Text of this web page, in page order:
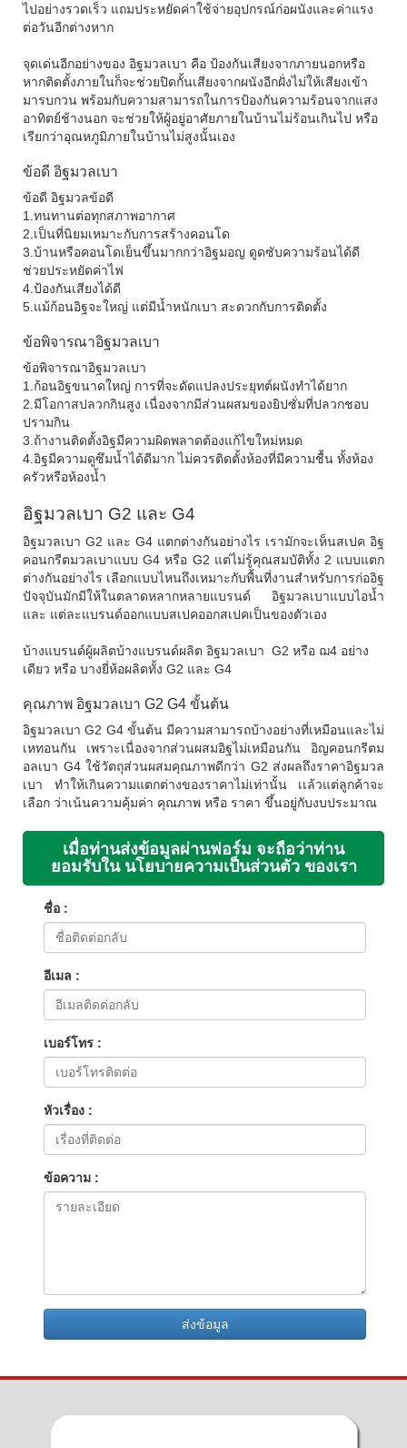
ไปอย่างรวดเร็ว แถมประหยัดค่าใช้จ่ายอุปกรณ์ก่อผนังและค่าแรง
ต่อวันอีกต่างหาก
จุดเด่นอีกอย่างของ อิฐมวลเบา คือ ป้องกันเสียงจากภายนอกหรือ
หากติดตั้งภายในก็จะช่วยปิดกั้นเสียงจากผนังอีกฝั่งไม่ให้เสียงเข้า
มารบกวน พร้อมกับความสามารถในการป้องกันความร้อนจากแสง
อาทิตย์ช้างนอก จะช่วยให้ผู้อยู่อาศัยภายในบ้านไม่ร้อนเกินไป หรือ
เรียกว่าอุณหภูมิภายในบ้านไม่สูงนั้นเอง
ข้อดี อิฐมวลเบา
ข้อดี อิฐมวลข้อดี
1.ทนทานต่อทุกสภาพอากาศ
2.เป็นที่นิยมเหมาะกับการสร้างคอนโด
3.บ้านหรือคอนโดเย็นขึ้นมากกว่าอิฐมอญ ดูดซับความร้อนได้ดี
ช่วยประหยัดค่าไฟ
4.ป้องกันเสียงได้ดี
5.แม้ก้อนอิฐจะใหญ่ แต่มีน้ำหนักเบา สะดวกกับการติดตั้ง
ข้อพิจารณาอิฐมวลเบา
ข้อพิจารณาอิฐมวลเบา
1.ก้อนอิฐขนาดใหญ่ การที่จะดัดแปลงประยุทต์ผนังทำได้ยาก
2.มีโอกาสปลวกกินสูง เนื่องจากมีส่วนผสมของยิปซั่มที่ปลวกชอบ
ปรามกิน
3.ถ้างานติดตั้งอิฐมีความผิดพลาดต้องแก้ไขใหม่หมด
4.อิฐมีความดูซึมน้ำได้ดีมาก ไม่ควรติดตั้งห้องที่มีความชื้น ทั้งห้อง
ครัวหรือห้องน้ำ
อิฐมวลเบา G2 และ G4
อิฐมวลเบา G2 และ G4 แตกต่างกันอย่างไร เรามักจะเห็นสเปค อิฐ
คอนกรีตมวลเบาแบบ G4 หรือ G2 แต่ไม่รู้คุณสมบัติทั้ง 2 แบบแตก
ต่างกันอย่างไร เลือกแบบไหนถึงเหมาะกับพื้นที่งานสำหรับการก่ออิฐ
ปัจจุบันมักมีให้ในตลาดหลากหลายแบรนด์ อิฐมวลเบาแบบไอน้ำ
และ แต่ละแบรนด์ออกแบบสเปคออกสเปคเป็นของตัวเอง
บ้างแบรนด์ผู้ผลิตบ้างแบรนด์ผลิต อิฐมวลเบา G2 หรือ ฌ4 อย่าง
เดียว หรือ บางยี่ห้อผลิตทั้ง G2 และ G4
คุณภาพ อิฐมวลเบา G2 G4 ขั้นต้น
อิฐมวลเบา G2 G4 ขั้นต้น มีความสามารถบ้างอย่างที่เหมือนและไม่
เหทอนกัน เพราะเนื่องจากส่วนผสมอิฐไม่เหมือนกัน อิญคอนกรีตม
อลเบา G4 ใช้วัตถุส่วนผสมคุณภาพดีกว่า G2 ส่งผลถึงราคาอิฐมวล
เบา ทำให้เกินความแตกต่างของราคาไม่เท่านั้น เเล้วแต่ลูกค้าจะ
เลือก ว่าเน้นความคุ้มค่า คุณภาพ หรือ ราคา ขึ้นอยู่กับงบประมาณ
เมื่อท่านส่งข้อมูลผ่านฟอร์ม จะถือว่าท่าน
ยอมรับใน นโยบายความเป็นส่วนตัว ของเรา
ชื่อ :
อีเมล :
เบอร์โทร :
หัวเรื่อง :
ข้อความ :
ส่งข้อมูล